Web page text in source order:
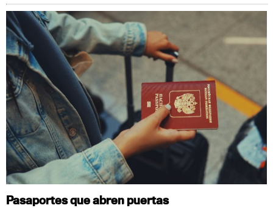
Pasaportes que abren puertas